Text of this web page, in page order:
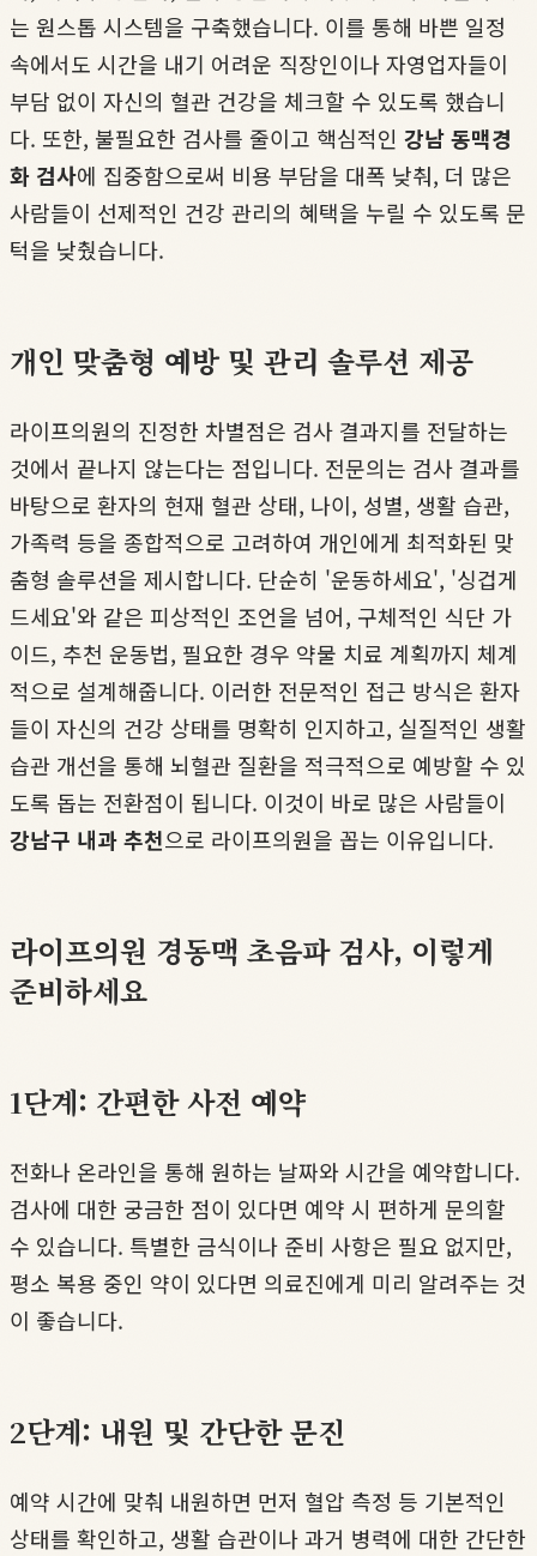
는 원스톱 시스템을 구축했습니다. 이를 통해 바쁜 일정
속에서도 시간을 내기 어려운 직장인이나 자영업자들이
부담 없이 자신의 혈관 건강을 체크할 수 있도록 했습니
다. 또한, 불필요한 검사를 줄이고 핵심적인 강남 동맥경
화 검사에 집중함으로써 비용 부담을 대폭 낮춰, 더 많은
사람들이 선제적인 건강 관리의 혜택을 누릴 수 있도록 문
턱을 낮췄습니다.
개인 맞춤형 예방 및 관리 솔루션 제공
라이프의원의 진정한 차별점은 검사 결과지를 전달하는
것에서 끝나지 않는다는 점입니다. 전문의는 검사 결과를
바탕으로 환자의 현재 혈관 상태, 나이, 성별, 생활 습관,
가족력 등을 종합적으로 고려하여 개인에게 최적화된 맞
춤형 솔루션을 제시합니다. 단순히 '운동하세요', '싱겁게
드세요'와 같은 피상적인 조언을 넘어, 구체적인 식단 가
이드, 추천 운동법, 필요한 경우 약물 치료 계획까지 체계
적으로 설계해줍니다. 이러한 전문적인 접근 방식은 환자
들이 자신의 건강 상태를 명확히 인지하고, 실질적인 생활
습관 개선을 통해 뇌혈관 질환을 적극적으로 예방할 수 있
도록 돕는 전환점이 됩니다. 이것이 바로 많은 사람들이
강남구 내과 추천으로 라이프의원을 꼽는 이유입니다.
라이프의원 경동맥 초음파 검사, 이렇게
준비하세요
1단계: 간편한 사전 예약
전화나 온라인을 통해 원하는 날짜와 시간을 예약합니다.
검사에 대한 궁금한 점이 있다면 예약 시 편하게 문의할
수 있습니다. 특별한 금식이나 준비 사항은 필요 없지만,
평소 복용 중인 약이 있다면 의료진에게 미리 알려주는 것
이 좋습니다.
2단계: 내원 및 간단한 문진
예약 시간에 맞춰 내원하면 먼저 혈압 측정 등 기본적인
상태를 확인하고, 생활 습관이나 과거 병력에 대한 간단한